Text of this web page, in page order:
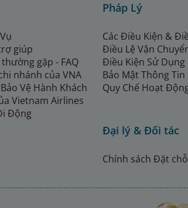
giúp
gặp - FAQ
nhánh của VNA
Vệ Hành Khách
Vietnam Airlines
Động
Pháp Lý
Các Điều Kiện &
Điều Lệ Vận
Điều Kiện Sử Dụng
Bảo Mật Thông Tin
Quy Chế Hoạt
Đại lý & Đối tác
Chính sách Đặt